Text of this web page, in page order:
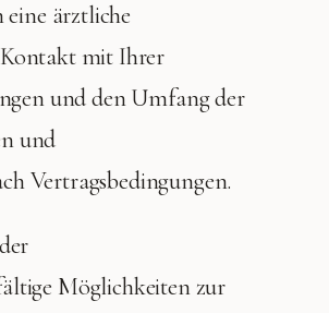
eine ärztliche
Kontakt mit Ihrer
und den Umfang der
und
Vertragsbedingungen.
Möglichkeiten zur